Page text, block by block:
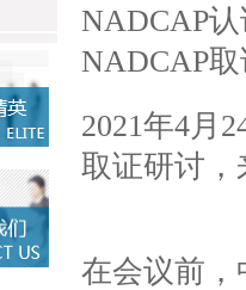
NADCAP
NADCAP
2021年4月
取证研讨，
在会议前，